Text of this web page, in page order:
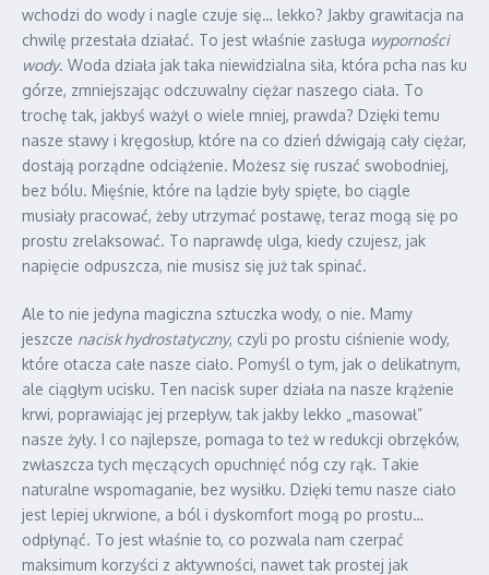
wchodzi do wody i nagle czuje się… lekko? Jakby grawitacja na
chwilę przestała działać. To jest właśnie zasługa wyporności
wody. Woda działa jak taka niewidzialna siła, która pcha nas ku
górze, zmniejszając odczuwalny ciężar naszego ciała. To
trochę tak, jakbyś ważył o wiele mniej, prawda? Dzięki temu
nasze stawy i kręgosłup, które na co dzień dźwigają cały ciężar,
dostają porządne odciążenie. Możesz się ruszać swobodniej,
bez bólu. Mięśnie, które na lądzie były spięte, bo ciągle
musiały pracować, żeby utrzymać postawę, teraz mogą się po
prostu zrelaksować. To naprawdę ulga, kiedy czujesz, jak
napięcie odpuszcza, nie musisz się już tak spinać.
Ale to nie jedyna magiczna sztuczka wody, o nie. Mamy
jeszcze nacisk hydrostatyczny, czyli po prostu ciśnienie wody,
które otacza całe nasze ciało. Pomyśl o tym, jak o delikatnym,
ale ciągłym ucisku. Ten nacisk super działa na nasze krążenie
krwi, poprawiając jej przepływ, tak jakby lekko „masował”
nasze żyły. I co najlepsze, pomaga to też w redukcji obrzęków,
zwłaszcza tych męczących opuchnięć nóg czy rąk. Takie
naturalne wspomaganie, bez wysiłku. Dzięki temu nasze ciało
jest lepiej ukrwione, a ból i dyskomfort mogą po prostu…
odpłynąć. To jest właśnie to, co pozwala nam czerpać
maksimum korzyści z aktywności, nawet tak prostej jak